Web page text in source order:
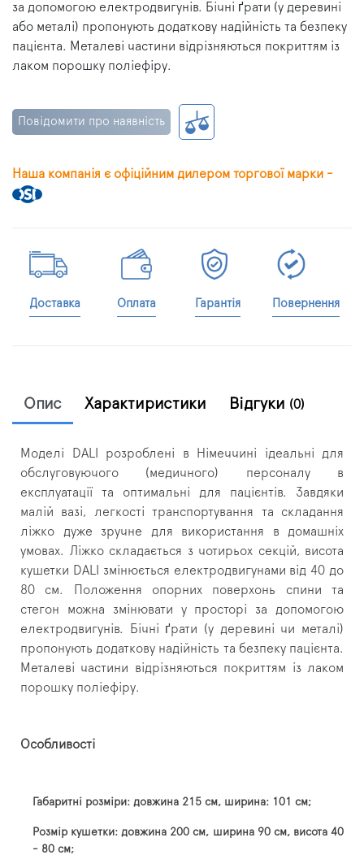
за допомогою електродвигунів. Бічні ґрати (у деревині
або металі) пропонують додаткову надійність та безпеку
пацієнта. Металеві частини відрізняються покриттям із
лаком порошку поліефіру.
Повідомити про наявність
Наша компанія є офіційним дилером торгової марки -
Доставка Оплата Гарантія Повернення
Опис Характиристики Відгуки (0)
Моделі DALI розроблені в Німеччині ідеальні для
обслуговуючого (медичного) персоналу в
експлуатації та оптимальні для пацієнтів. Завдяки
малій вазі, легкості транспортування та складання
ліжко дуже зручне для використання в домашніх
умовах. Ліжко складається з чотирьох секцій, висота
кушетки DALI змінюється електродвигунами від 40 до
80 см. Положення опорних поверхонь спини та
стегон можна змінювати у просторі за допомогою
електродвигунів. Бічні ґрати (у деревині чи металі)
пропонують додаткову надійність та безпеку пацієнта.
Металеві частини відрізняються покриттям із лаком
порошку поліефіру.
Особливості
Габаритні розміри: довжина 215 см, ширина: 101 см;
Розмір кушетки: довжина 200 см, ширина 90 см, висота 40
- 80 см;